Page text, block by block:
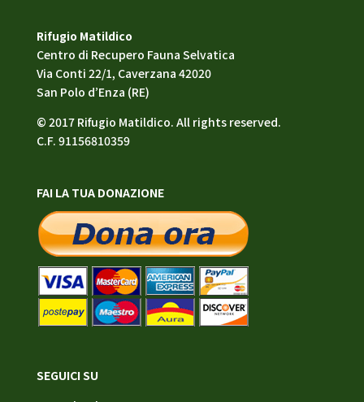
Rifugio Matildico
Centro di Recupero Fauna Selvatica
Via Conti 22/1, Caverzana 42020
San Polo d’Enza (RE)
© 2017 Rifugio Matildico. All rights reserved.
C.F. 91156810359
FAI LA TUA DONAZIONE
SEGUICI SU